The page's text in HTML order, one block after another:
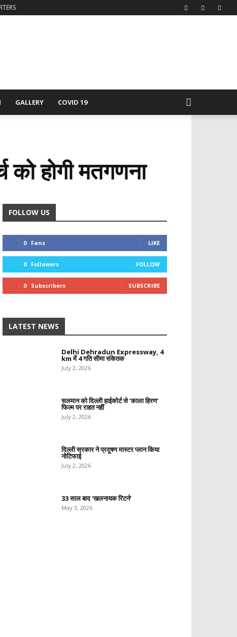
GALLERY COVID 19
को होगी मतगणना
FOLLOW US
0 Fans LIKE
0 Followers FOLLOW
0 Subscribers SUBSCRIBE
LATEST NEWS
Delhi Dehradun Expressway, 4
km में 4 गति सीमा संकेतक
July 2, 2026
सलमान को दिल्ली हाईकोर्ट से ‘काला हिरण’
फिल्म पर राहत नहीं
July 2, 2026
दिल्ली सरकार ने प्रदूषण मास्टर प्लान किया
नोटिफाई
July 2, 2026
33 साल बाद ‘खलनायक रिटर्न’
May 3, 2026